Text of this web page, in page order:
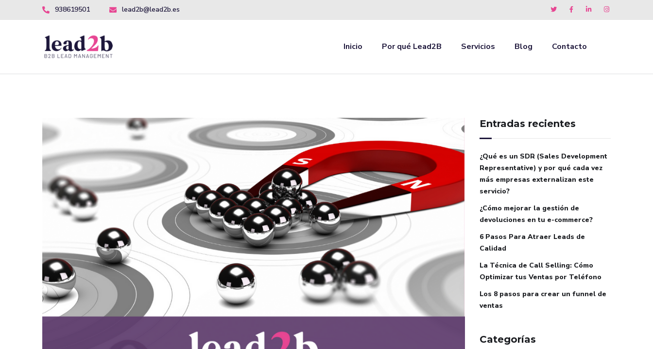
938619501 lead2b@lead2b.es
Inicio Por qué Lead2B Servicios Blog Contacto
Entradas recientes
¿Qué es un SDR (Sales Development
Representative) y por qué cada vez
más empresas externalizan este
servicio?
¿Cómo mejorar la gestión de
devoluciones en tu e-commerce?
6 Pasos Para Atraer Leads de
Calidad
La Técnica de Call Selling: Cómo
Optimizar tus Ventas por Teléfono
Los 8 pasos para crear un funnel de
ventas
Categorías